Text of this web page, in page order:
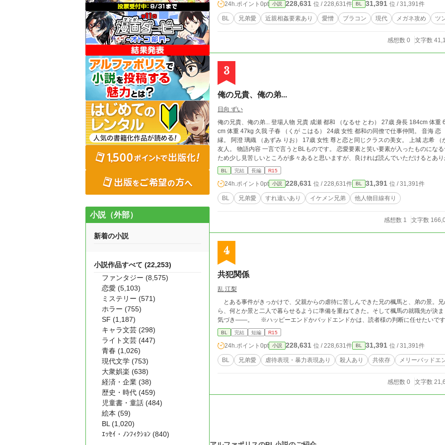
西の都の守護をしてる強い人。タローの拾い主（付き合ってる
ても偉くて強い人。皆のだいたいの上司。 美濃 大地の秘書的存在。 元ネタがTDFK擬人化ですが、キャラ
しているので こちらでの設置要素は薄いです。 ほぼ不死で長生
24h.ポイント 0pt 小説 228,631 位 / 228,631件 BL 31,391 位 / 31,391件
BL 兄弟愛 近親相姦要素あり 愛憎 ブラコン 現代 メガネ攻め ツ
感想数 0 文字数
3
俺の兄貴、俺の弟...
日向 ずい
俺の兄貴、俺の弟... 登場人物 兄貴 成瀬 都和 （なるせ とわ） 27歳 身長 184cm 体重 67kg 弟 成瀬 尊 （なるせ たける） 17歳 身長167
cm 体重 47kg 久我 子春 （くが こはる） 24歳 女性 都和の同僚で仕事仲間。 音海 恋 （おとみ れん） 18歳 男性 尊の同級生で腐れ
縁。 阿澄 璃織 （あずみ りお） 17歳 女性 尊と恋と同じクラスの美女。 上城 志希 （かみじょう しき） 25歳 男性 都和の部下で頼れる
友人。 物語内容 一言で言うとBLものです。 恋愛要素と笑い要素が入ったものになる予定ですが、言葉などは私の語彙力が足りない
ため少し見苦しいところが多々あると思いますが、良ければ読んでいただけるとあ
BL 完結 長編 R15
24h.ポイント 0pt 小説 228,631 位 / 228,631件 BL 31,391 位 / 31,391件
BL 兄弟愛 すれ違いあり イケメン兄弟 他人物目線有り
感想数 1 文字数
4
共犯関係
乱 江梨
とある事件がきっかけで、父親からの虐待に苦しんできた兄の楓馬と、弟の景。
ら、何とか景と二人で暮らせるように準備を重ねてきた。そして楓馬の就職先が決
気づき――。 ※ハッピーエンドかバッドエンドかは、読者様の判断に任せたい
BL 完結 短編 R15
24h.ポイント 0pt 小説 228,631 位 / 228,631件 BL 31,391 位 / 31,391件
BL 兄弟愛 虐待表現・暴力表現あり 殺人あり 共依存 メリーバッドエ
感想数 0 文字数
小説（外部）
新着の小説
小説作品すべて (22,253)
ファンタジー (8,575)
恋愛 (5,103)
ミステリー (571)
ホラー (755)
SF (1,187)
キャラ文芸 (298)
ライト文芸 (447)
青春 (1,026)
現代文学 (753)
大衆娯楽 (638)
経済・企業 (38)
歴史・時代 (459)
児童書・童話 (484)
絵本 (59)
BL (1,020)
ｴｯｾｲ・ﾉﾝﾌｨｸｼｮﾝ (840)